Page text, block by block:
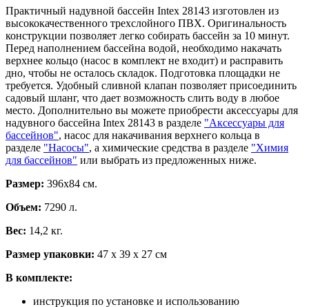
Практичный надувной бассейн Intex 28143 изготовлен из
высококачественного трехслойного ПВХ. Оригинальность
конструкции позволяет легко собирать бассейн за 10 минут.
Перед наполнением бассейна водой, необходимо накачать
верхнее кольцо (насос в комплект не входит) и расправить
дно, чтобы не осталось складок. Подготовка площадки не
требуется. Удобный сливной клапан позволяет присоединить
садовый шланг, что дает возможность слить воду в любое
место. Дополнительно вы можете приобрести аксессуары для
надувного бассейна Intex 28143 в разделе "Аксессуары для
бассейнов", насос для накачивания верхнего кольца в
разделе "Насосы", а химические средства в разделе "Химия
для бассейнов" или выбрать из предложенных ниже.
Размер: 396х84 см.
Объем: 7290 л.
Вес: 14,2 кг.
Размер упаковки: 47 х 39 х 27 см
В комплекте:
инструкция по установке и использованию